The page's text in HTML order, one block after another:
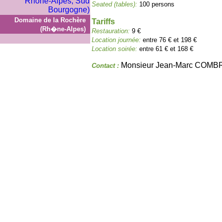
Domaine de la Rochère
(Rh�ne-Alpes)
Seated (tables): 100 persons
Tariffs
Restauration: 9 €
Location journée: entre 76 € et 198 €
Location soirée: entre 61 € et 168 €
Contact : Monsieur Jean-Marc